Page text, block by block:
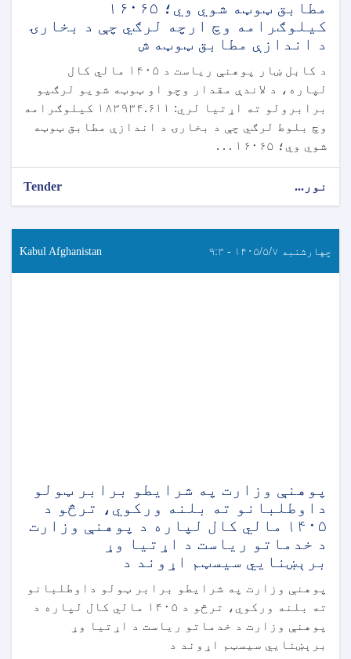
مطابق ټوټه شوي وي؛ ۱۶۰۶۵
کیلوګرامه وچ ارچه لرګي چې د بخارۍ
د اندازې مطابق ټوټه ش
د کابل ښار پوهنې ریاست د ۱۴۰۵ مالي کال
لپاره، د لاندې مقدار وچو او ټوټه شویو لرګیو
برابرولو ته اړتیا لري: ۱۸۳۹۳۴.۶۱۱ کیلوګرامه
وچ بلوط لرګي چې د بخارۍ د اندازې مطابق ټوټه
شوي وي؛ ۱۶۰۶۵ . . .
نور... Tender
چهارشنبه ۱۴۰۵/۵/۷ - ۹:۳ Kabul Afghanistan
پوهنې وزارت په شرایطو برابر ټولو
داوطلبانو ته بلنه ورکوي، ترڅو د
۱۴۰۵ مالي کال لپاره د پوهنې وزارت
د خدماتو ریاست د اړتیا وړ
برېښنايي سیسټم اړوند د
پوهنې وزارت په شرایطو برابر ټولو داوطلبانو
ته بلنه ورکوي، ترڅو د ۱۴۰۵ مالي کال لپاره د
پوهنې وزارت د خدماتو ریاست د اړتیا وړ
برېښنايي سیسټم اړوند د